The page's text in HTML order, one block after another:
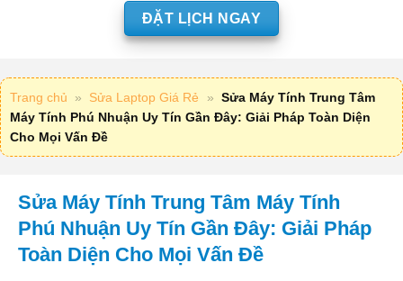
ĐẶT LỊCH NGAY
Trang chủ » Sửa Laptop Giá Rẻ » Sửa Máy Tính Trung Tâm
Máy Tính Phú Nhuận Uy Tín Gần Đây: Giải Pháp Toàn Diện
Cho Mọi Vấn Đề
Sửa Máy Tính Trung Tâm Máy Tính
Phú Nhuận Uy Tín Gần Đây: Giải Pháp
Toàn Diện Cho Mọi Vấn Đề